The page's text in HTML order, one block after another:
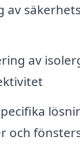
av
av
och